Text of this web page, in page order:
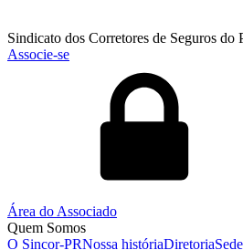
Sindicato dos Corretores de Seguros do
Associe-se
Área do Associado
Quem Somos
O Sincor-PRNossa históriaDiretoria